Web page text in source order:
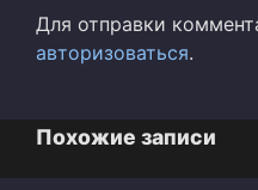
Для отправки
авторизоваться.
Похожие записи